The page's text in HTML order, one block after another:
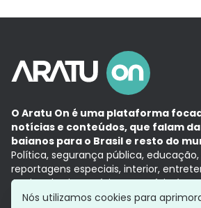
O Aratu On é uma plataforma
notícias e conteúdos, que falam da
baianos para o Brasil e resto do
Política, segurança pública,
reportagens especiais, interior,
Aqui, tudo vira notícia e a notícia é
com a credibilidade do Grupo Aratu.
Nós utilizamos cookies para